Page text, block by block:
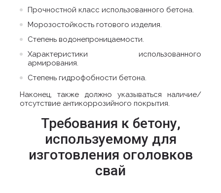
Прочностной класс использованного бетона.
Морозостойкость готового изделия.
Степень водонепроницаемости.
Характеристики использованного
армирования.
Степень гидрофобности бетона.
Наконец, также должно указываться наличие/
отсутствие антикоррозийного покрытия.
Требования к бетону,
используемому для
изготовления оголовков
свай